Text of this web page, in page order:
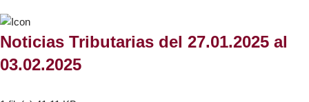
Noticias Tributarias del 27.01.2025 al
03.02.2025